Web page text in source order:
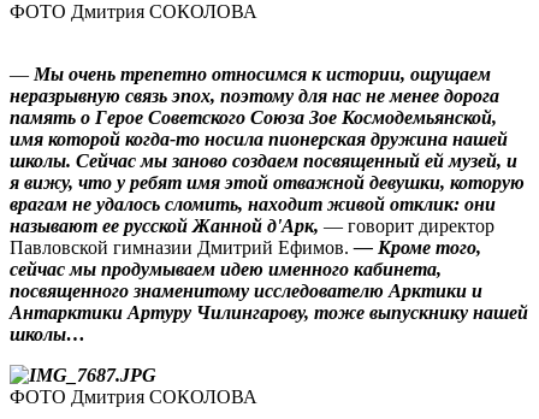
ФОТО Дмитрия СОКОЛОВА
—Мы очень трепетно относимся к истории, ощущаем
неразрывную связь эпох, поэтому для нас не менее дорога
память о Герое Советского Союза Зое Космодемьянской,
имя которой когда‑то носила пионерская дружина нашей
школы. Сейчас мы заново создаем посвященный ей музей, и
я вижу, что у ребят имя этой отважной девушки, которую
врагам не удалось сломить, находит живой отклик: они
называют ее русской Жанной д'Арк, — говорит директор
Павловской гимназии Дмитрий Ефимов.— Кроме того,
сейчас мы продумываем идею именного кабинета,
посвященного знаменитому исследователю Арктики и
Антарктики Артуру Чилингарову, тоже выпускнику нашей
школы…
ФОТО Дмитрия СОКОЛОВА